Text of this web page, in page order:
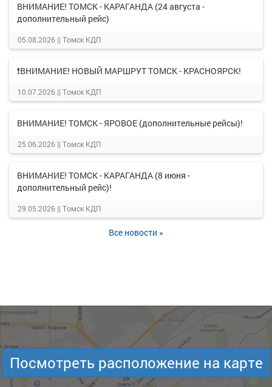
ВНИМАНИЕ! ТОМСК - КАРАГАНДА (24 августа -
дополнительный рейс)
05.08.2026 || Томск КДП
❗ВНИМАНИЕ! НОВЫЙ МАРШРУТ ТОМСК - КРАСНОЯРСК!
10.07.2026 || Томск КДП
ВНИМАНИЕ! ТОМСК - ЯРОВОЕ (дополнительные рейсы)!
25.06.2026 || Томск КДП
ВНИМАНИЕ! ТОМСК - КАРАГАНДА (8 июня -
дополнительный рейс)!
29.05.2026 || Томск КДП
Все новости »
Посмотреть расположение на карте